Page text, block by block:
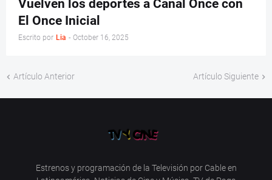
Vuelven los deportes a Canal Once con
El Once Inicial
Escrito por Lia - October 16, 2025
Artículo Anterior Artículo Siguiente
Estrenos y programación de la Televisión por Cable en